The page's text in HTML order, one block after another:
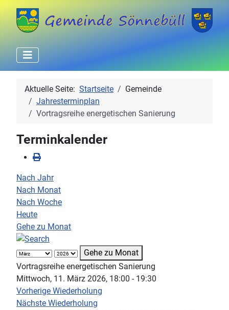
Aktuelle Seite: Startseite
Gemeinde
Jahresterminplan
Vortragsreihe energetischen Sanierung
Terminkalender
Nach Jahr
Nach Monat
Nach Woche
Heute
Gehe zu Monat
Gehe zu Monat
Vortragsreihe energetischen Sanierung
Mittwoch, 11. März 2026, 18:00 - 19:30
Vorherige Wiederholung
Nächste Wiederholung